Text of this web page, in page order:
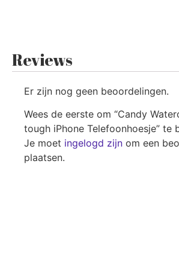
Reviews
Er zijn nog geen beoordelingen.
Wees de eerste om “Candy
tough iPhone Telefoonhoesje” te
Je moet ingelogd zijn om een
plaatsen.